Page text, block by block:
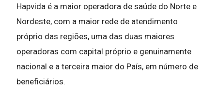
Hapvida é a maior operadora de saúde do Norte e
Nordeste, com a maior rede de atendimento
próprio das regiões, uma das duas maiores
operadoras com capital próprio e genuinamente
nacional e a terceira maior do País, em número de
beneficiários.